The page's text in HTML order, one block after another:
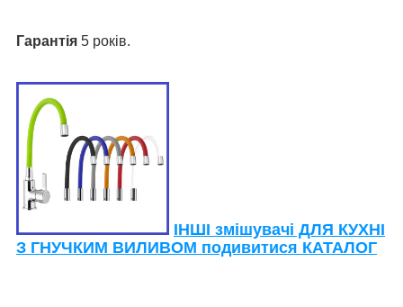
Гарантія 5 років.
ІНШІ змішувачі ДЛЯ КУХНІ
З ГНУЧКИМ ВИЛИВОМ подивитися КАТАЛОГ